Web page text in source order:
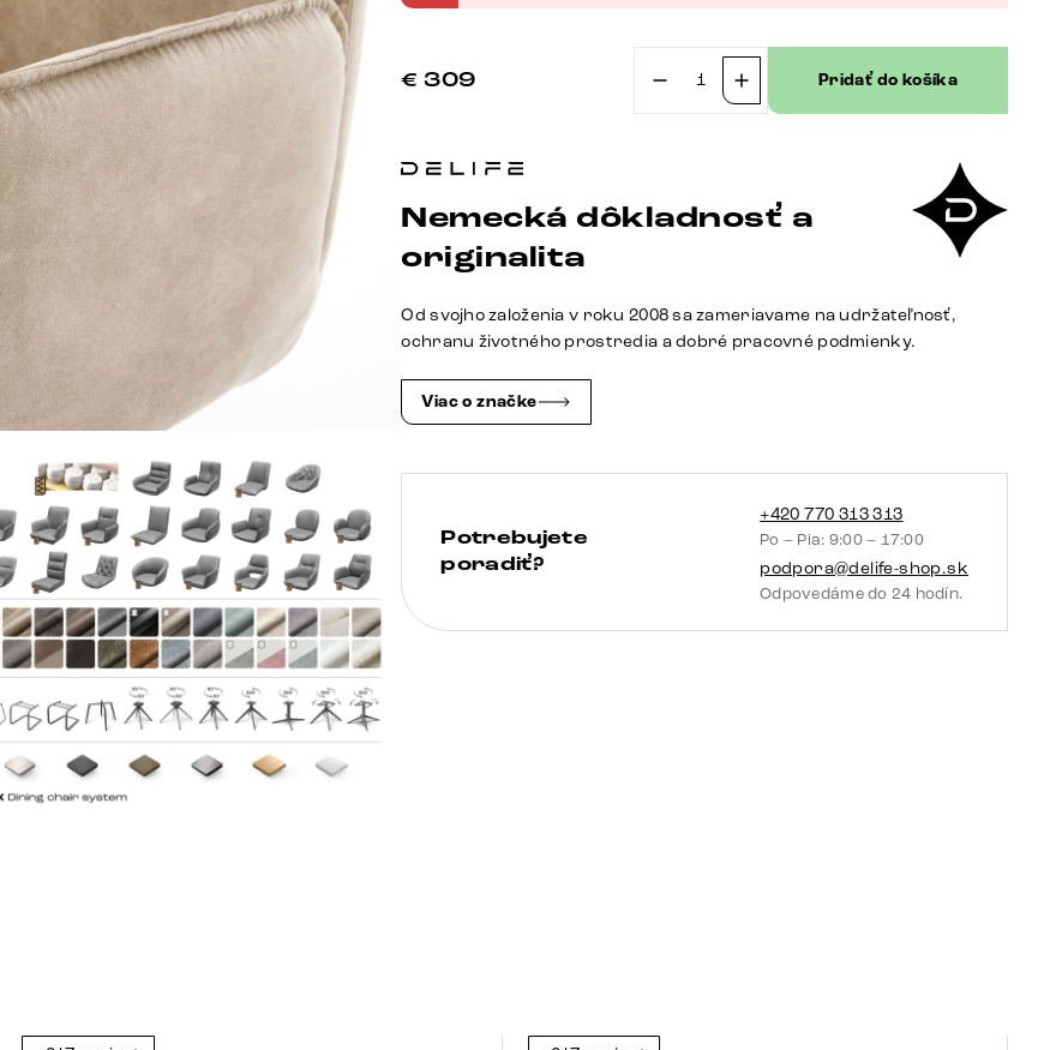
€ 309
množstvo
Zoa-
béžová
vintage
pružina
Pridať do košíka
Nemecká dôkladnosť a
originalita
Od svojho založenia v roku 2008 sa zameriavame na udržateľnosť,
ochranu životného prostredia a dobré pracovné podmienky.
Viac o značke
Potrebujete
poradiť?
+420 770 313 313
Po – Pia: 9:00 – 17:00
podpora@delife-shop.sk
Odpovedáme do 24 hodín.